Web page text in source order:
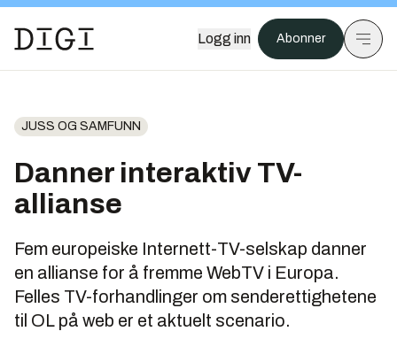
Logg inn Abonner
JUSS OG SAMFUNN
Danner interaktiv TV-
allianse
Fem europeiske Internett-TV-selskap danner
en allianse for å fremme WebTV i Europa.
Felles TV-forhandlinger om senderettighetene
til OL på web er et aktuelt scenario.